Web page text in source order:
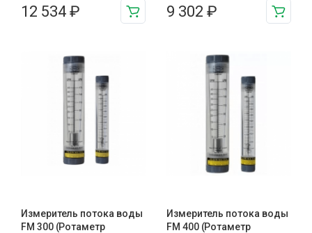
12 534 ₽ 9 302 ₽
Измеритель потока воды
FM 300 (Ротаметр
Измеритель потока воды
FM 400 (Ротаметр